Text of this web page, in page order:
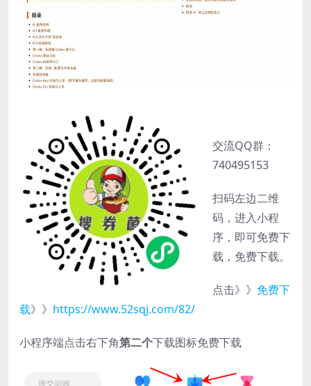
交流QQ群：
740495153
扫码左边二维
码，进入小程
序，即可免费下
载，免费下载。
点击》》 免费下
载》》 https://www.52sqj.com/82/
小程序端点击右下角第二个下载图标免费下载